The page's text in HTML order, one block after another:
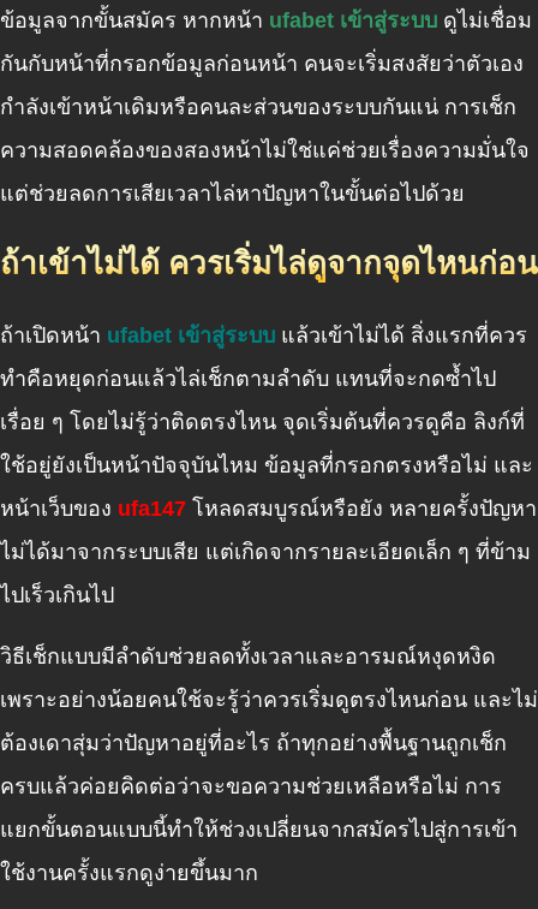
ข้อมูลจากขั้นสมัคร หากหน้า ufabet เข้าสู่ระบบ ดูไม่เชื่อม
กันกับหน้าที่กรอกข้อมูลก่อนหน้า คนจะเริ่มสงสัยว่าตัวเอง
กำลังเข้าหน้าเดิมหรือคนละส่วนของระบบกันแน่ การเช็ก
ความสอดคล้องของสองหน้าไม่ใช่แค่ช่วยเรื่องความมั่นใจ
แต่ช่วยลดการเสียเวลาไล่หาปัญหาในขั้นต่อไปด้วย
ถ้าเข้าไม่ได้ ควรเริ่มไล่ดูจากจุดไหนก่อน
ถ้าเปิดหน้า ufabet เข้าสู่ระบบ แล้วเข้าไม่ได้ สิ่งแรกที่ควร
ทำคือหยุดก่อนแล้วไล่เช็กตามลำดับ แทนที่จะกดซ้ำไป
เรื่อย ๆ โดยไม่รู้ว่าติดตรงไหน จุดเริ่มต้นที่ควรดูคือ ลิงก์ที่
ใช้อยู่ยังเป็นหน้าปัจจุบันไหม ข้อมูลที่กรอกตรงหรือไม่ และ
หน้าเว็บของ ufa147 โหลดสมบูรณ์หรือยัง หลายครั้งปัญหา
ไม่ได้มาจากระบบเสีย แต่เกิดจากรายละเอียดเล็ก ๆ ที่ข้าม
ไปเร็วเกินไป
วิธีเช็กแบบมีลำดับช่วยลดทั้งเวลาและอารมณ์หงุดหงิด
เพราะอย่างน้อยคนใช้จะรู้ว่าควรเริ่มดูตรงไหนก่อน และไม่
ต้องเดาสุ่มว่าปัญหาอยู่ที่อะไร ถ้าทุกอย่างพื้นฐานถูกเช็ก
ครบแล้วค่อยคิดต่อว่าจะขอความช่วยเหลือหรือไม่ การ
แยกขั้นตอนแบบนี้ทำให้ช่วงเปลี่ยนจากสมัครไปสู่การเข้า
ใช้งานครั้งแรกดูง่ายขึ้นมาก